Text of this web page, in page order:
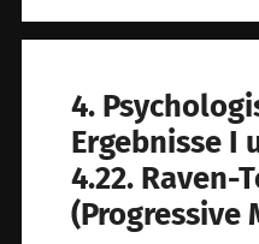
4.
Ergebnisse I
4.22. Raven-
(Progressive